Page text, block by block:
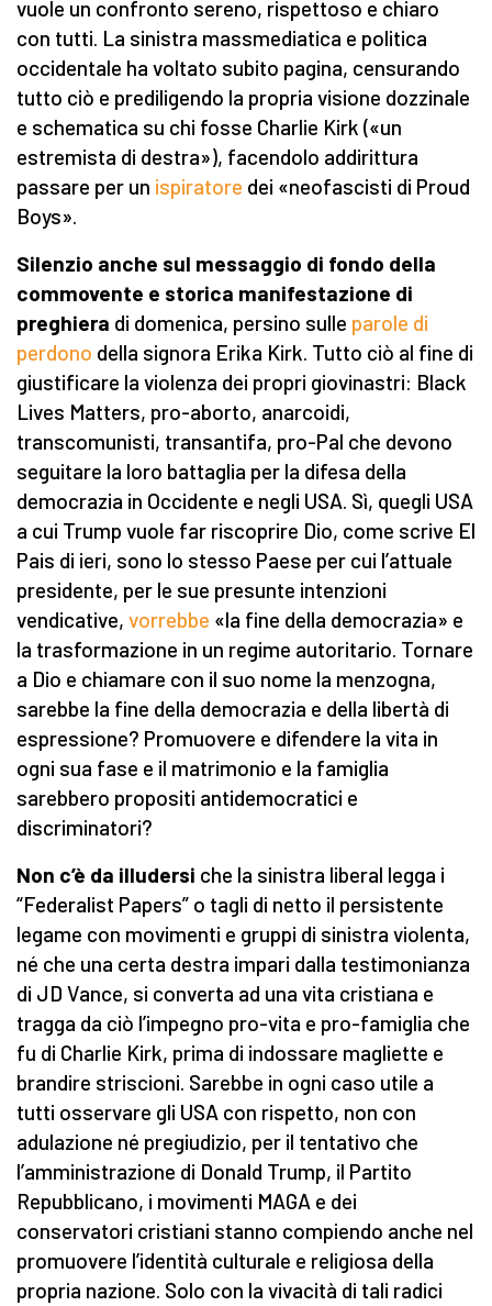
vuole un confronto sereno, rispettoso e chiaro
con tutti. La sinistra massmediatica e politica
occidentale ha voltato subito pagina, censurando
tutto ciò e prediligendo la propria visione dozzinale
e schematica su chi fosse Charlie Kirk («un
estremista di destra»), facendolo addirittura
passare per un ispiratore dei «neofascisti di Proud
Boys».
Silenzio anche sul messaggio di fondo della
commovente e storica manifestazione di
preghiera di domenica, persino sulle parole di
perdono della signora Erika Kirk. Tutto ciò al fine di
giustificare la violenza dei propri giovinastri: Black
Lives Matters, pro-aborto, anarcoidi,
transcomunisti, transantifa, pro-Pal che devono
seguitare la loro battaglia per la difesa della
democrazia in Occidente e negli USA. Sì, quegli USA
a cui Trump vuole far riscoprire Dio, come scrive El
Pais di ieri, sono lo stesso Paese per cui l’attuale
presidente, per le sue presunte intenzioni
vendicative, vorrebbe «la fine della democrazia» e
la trasformazione in un regime autoritario. Tornare
a Dio e chiamare con il suo nome la menzogna,
sarebbe la fine della democrazia e della libertà di
espressione? Promuovere e difendere la vita in
ogni sua fase e il matrimonio e la famiglia
sarebbero propositi antidemocratici e
discriminatori?
Non c’è da illudersi che la sinistra liberal legga i
“Federalist Papers” o tagli di netto il persistente
legame con movimenti e gruppi di sinistra violenta,
né che una certa destra impari dalla testimonianza
di JD Vance, si converta ad una vita cristiana e
tragga da ciò l’impegno pro-vita e pro-famiglia che
fu di Charlie Kirk, prima di indossare magliette e
brandire striscioni. Sarebbe in ogni caso utile a
tutti osservare gli USA con rispetto, non con
adulazione né pregiudizio, per il tentativo che
l’amministrazione di Donald Trump, il Partito
Repubblicano, i movimenti MAGA e dei
conservatori cristiani stanno compiendo anche nel
promuovere l’identità culturale e religiosa della
propria nazione. Solo con la vivacità di tali radici